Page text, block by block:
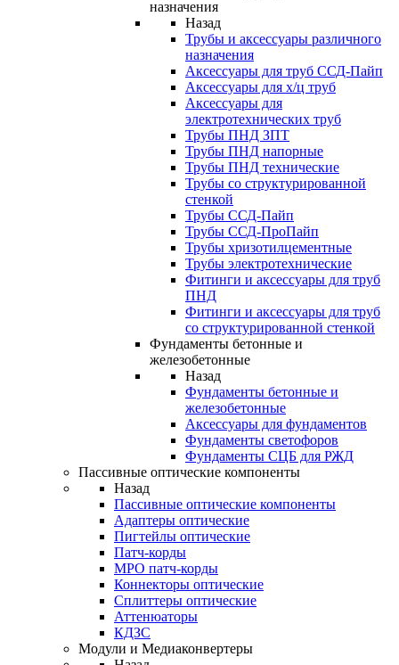
назначения
Назад
Трубы и аксессуары различного
назначения
Аксессуары для труб ССД-Пайп
Аксессуары для х/ц труб
Аксессуары для
электротехнических труб
Трубы ПНД ЗПТ
Трубы ПНД напорные
Трубы ПНД технические
Трубы со структурированной
стенкой
Трубы ССД-Пайп
Трубы ССД-ПроПайп
Трубы хризотилцементные
Трубы электротехнические
Фитинги и аксессуары для труб
ПНД
Фитинги и аксессуары для труб
со структурированной стенкой
Фундаменты бетонные и
железобетонные
Назад
Фундаменты бетонные и
железобетонные
Аксессуары для фундаментов
Фундаменты светофоров
Фундаменты СЦБ для РЖД
Пассивные оптические компоненты
Назад
Пассивные оптические компоненты
Адаптеры оптические
Пигтейлы оптические
Патч-корды
MPO патч-корды
Коннекторы оптические
Сплиттеры оптические
Аттенюаторы
КДЗС
Модули и Медиаконвертеры